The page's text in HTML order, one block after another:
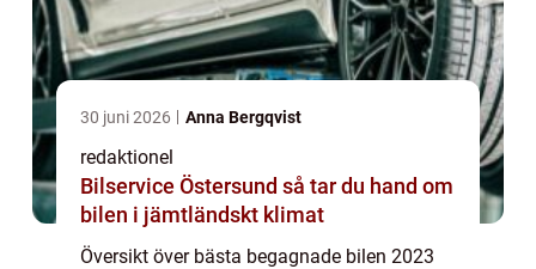
30 juni 2026 Anna Bergqvist
redaktionel
Bilservice Östersund så tar du hand om
bilen i jämtländskt klimat
Översikt över bästa begagnade bilen 2023